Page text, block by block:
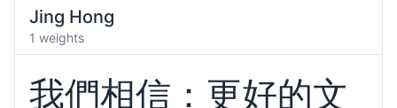
Jing Hong
1 weights
我們相信：更好的文